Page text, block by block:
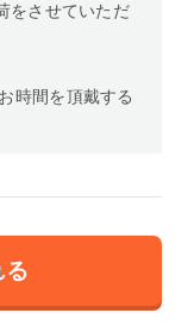
をさせていただ
時間を頂戴する
る